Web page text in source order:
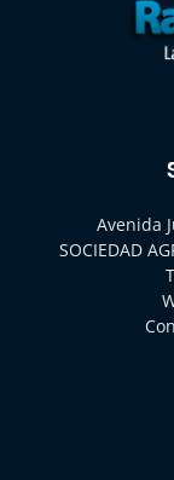
Avenida
SOCIEDAD